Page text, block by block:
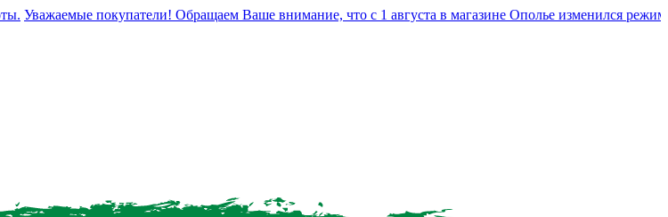
Уважаемые покупатели! Обращаем Ваше внимание, что с 1 августа в магазине Ополье изменился режим